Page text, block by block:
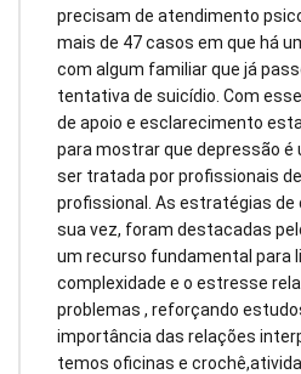
precisam de atendimento
mais de 47 casos em que há
com algum familiar que já
tentativa de suicídio. Com
de apoio e esclarecimento
para mostrar que depressão é
ser tratada por profissionais de
profissional. As estratégias de
sua vez, foram destacadas
um recurso fundamental para
complexidade e o estresse
problemas , reforçando
importância das relações
temos oficinas e